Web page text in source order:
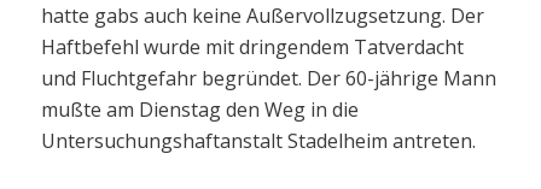
hatte gabs auch keine Außervollzugsetzung. Der
Haftbefehl wurde mit dringendem Tatverdacht
und Fluchtgefahr begründet. Der 60-jährige Mann
mußte am Dienstag den Weg in die
Untersuchungshaftanstalt Stadelheim antreten.